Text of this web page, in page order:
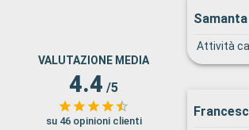
VALUTAZIONE MEDIA
4.4 /5
su 46 opinioni clienti
Samanta
Attività